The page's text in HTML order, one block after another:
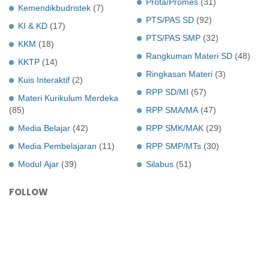
Kemendikbudristek (7)
KI & KD (17)
KKM (18)
KKTP (14)
Kuis Interaktif (2)
Materi Kurikulum Merdeka
(85)
Media Belajar (42)
Media Pembelajaran (11)
Modul Ajar (39)
PTS/PAS SD (92)
PTS/PAS SMP (32)
Rangkuman Materi SD (48)
Ringkasan Materi (3)
RPP SD/MI (57)
RPP SMA/MA (47)
RPP SMK/MAK (29)
RPP SMP/MTs (30)
Silabus (51)
FOLLOW